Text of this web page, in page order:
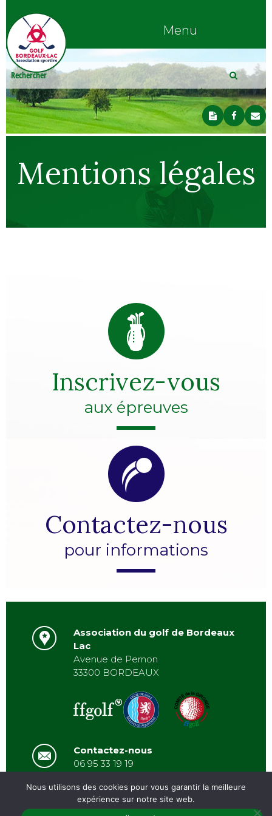
Menu
Mentions légales
Inscrivez-vous
aux épreuves
Contactez-nous
pour informations
Association du golf de Bordeaux
Lac
Avenue de Pernon
33300 BORDEAUX
Contactez-nous
06 95 33 19 19
Nous utilisons des cookies pour vous garantir la meilleure
expérience sur notre site web.